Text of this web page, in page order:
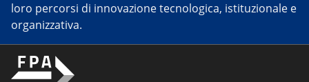
loro percorsi di innovazione tecnologica, istituzionale e
organizzativa.